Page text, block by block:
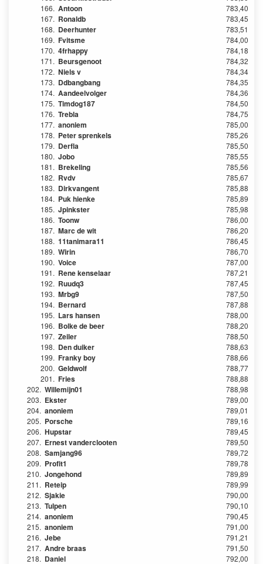
166. Antoon
783,40
167. Ronaldb
783,45
168. Deerhunter
783,51
169. Fvitsme
784,00
170. 4frhappy
784,18
171. Beursgenoot
784,32
172. Niels v
784,34
173. Ddbangbang
784,35
174. Aandeelvolger
784,36
175. Timdog187
784,50
176. Trebla
784,75
177. anoniem
785,00
178. Peter sprenkels
785,26
179. Derfla
785,50
180. Jobo
785,55
181. Brekeling
785,56
182. Rvdv
785,67
183. Dirkvangent
785,88
184. Puk hienke
785,89
185. Jpinkster
785,98
186. Toonw
786,00
187. Marc de wit
786,20
188. 11tanimara11
786,45
189. Wirin
786,70
190. Voice
787,00
191. Rene kenselaar
787,21
192. Ruudq3
787,45
193. Mrbg9
787,50
194. Bernard
787,88
195. Lars hansen
788,00
196. Bolke de beer
788,20
197. Zeiler
788,50
198. Den duiker
788,63
199. Franky boy
788,66
200. Geldwolf
788,77
201. Fries
788,88
202. Willemijn01
788,98
203. Ekster
789,00
204. anoniem
789,01
205. Porsche
789,16
206. Hupstar
789,45
207. Ernest vanderclooten
789,50
208. Samjang96
789,72
209. Profit1
789,78
210. Jongehond
789,89
211. Reteip
789,99
212. Sjakie
790,00
213. Tulpen
790,10
214. anoniem
790,45
215. anoniem
791,00
216. Jebe
791,21
217. Andre braas
791,50
218. Daniel
792,00